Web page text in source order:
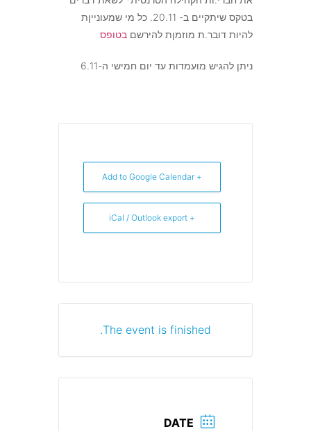
בטקס שיתקיים ב- 20.11. כל מי שמעונייןת
להיות דובר.ת מוזמןת להירשם בטופס
ניתן להגיש מועמדות עד יום חמישי ה-6.11
+ Add to Google Calendar
+ iCal / Outlook export
The event is finished.
DATE